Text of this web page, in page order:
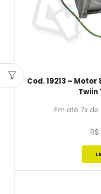
Cod. 19213 –
Twiin
Em até 7x de
R$